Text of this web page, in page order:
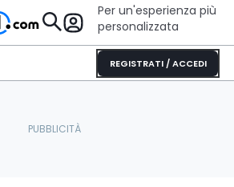
Per un'esperienza più
personalizzata
REGISTRATI / ACCEDI